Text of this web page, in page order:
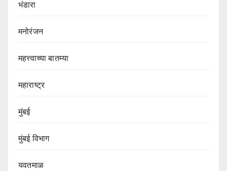
भंडारा
मनोरंजन
महत्त्वाच्या बातम्या
महाराष्ट्र
मुंबई
मुंबई विभाग‌
यवतमाळ